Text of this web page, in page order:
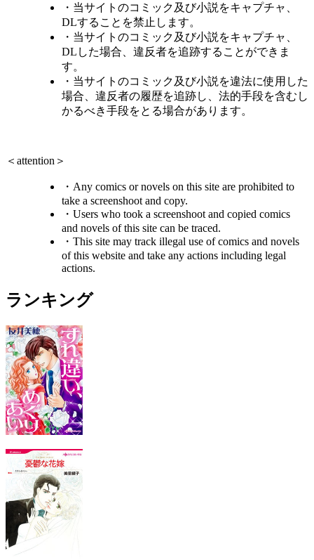
・当サイトのコミック及び小説をキャプチャ、
DLすることを禁止します。
・当サイトのコミック及び小説をキャプチャ、
DLした場合、違反者を追跡することができま
す。
・当サイトのコミック及び小説を違法に使用した
場合、違反者の履歴を追跡し、法的手段を含むし
かるべき手段をとる場合があります。
＜attention＞
・Any comics or novels on this site are prohibited to
take a screenshoot and copy.
・Users who took a screenshoot and copied comics
and novels of this site can be traced.
・This site may track illegal use of comics and novels
of this website and take any actions including legal
actions.
ランキング